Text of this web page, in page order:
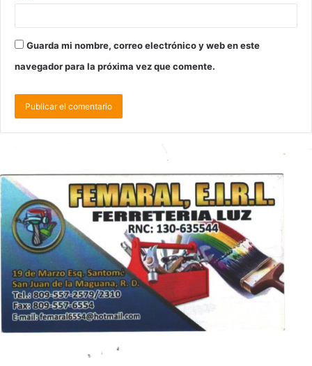
Guarda mi nombre, correo electrónico y web en este
navegador para la próxima vez que comente.